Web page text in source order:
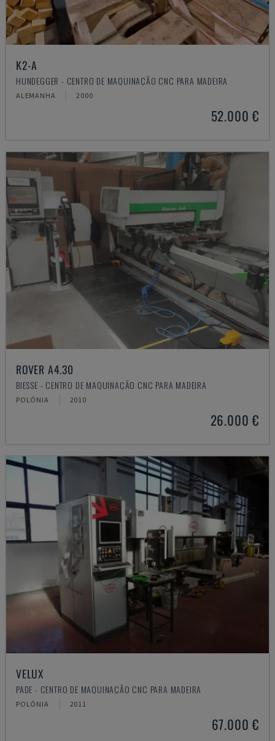
K2-A
HUNDEGGER - CENTRO DE MAQUINAÇÃO CNC PARA MADEIRA
ALEMANHA 2000
52.000 €
ROVER A4.30
BIESSE - CENTRO DE MAQUINAÇÃO CNC PARA MADEIRA
POLÓNIA 2010
26.000 €
VELUX
PADE - CENTRO DE MAQUINAÇÃO CNC PARA MADEIRA
POLÓNIA 2011
67.000 €